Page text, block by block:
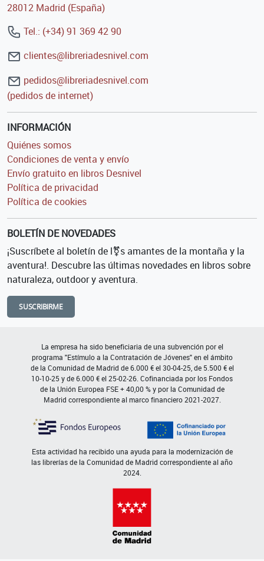
28012 Madrid (España)
Tel.: (+34) 91 369 42 90
clientes@libreriadesnivel.com
pedidos@libreriadesnivel.com
(pedidos de internet)
INFORMACIÓN
Quiénes somos
Condiciones de venta y envío
Envío gratuito en libros Desnivel
Política de privacidad
Política de cookies
BOLETÍN DE NOVEDADES
¡Suscríbete al boletín de l⚧s amantes de la montaña y la
aventura!. Descubre las últimas novedades en libros sobre
naturaleza, outdoor y aventura.
SUSCRIBIRME
La empresa ha sido beneficiaria de una subvención por el
programa "Estímulo a la Contratación de Jóvenes" en el ámbito
de la Comunidad de Madrid de 6.000 € el 30-04-25, de 5.500 € el
10-10-25 y de 6.000 € el 25-02-26. Cofinanciada por los Fondos
de la Unión Europea FSE + 40,00 % y por la Comunidad de
Madrid correspondiente al marco financiero 2021-2027.
Esta actividad ha recibido una ayuda para la modernización de
las librerías de la Comunidad de Madrid correspondiente al año
2024.